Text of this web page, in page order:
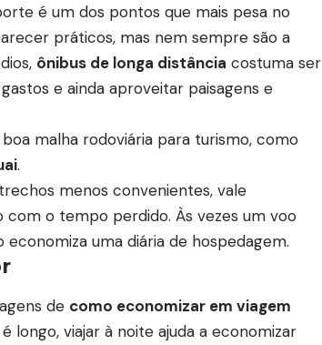
é um dos pontos que mais pesa no
práticos, mas nem sempre são a
ônibus de longa distância costuma ser
e ainda aproveitar paisagens e
malha rodoviária para turismo, como
.
menos convenientes, vale
o tempo perdido. Às vezes um voo
uma diária de hospedagem.
de como economizar em viagem
longo, viajar à noite ajuda a economizar